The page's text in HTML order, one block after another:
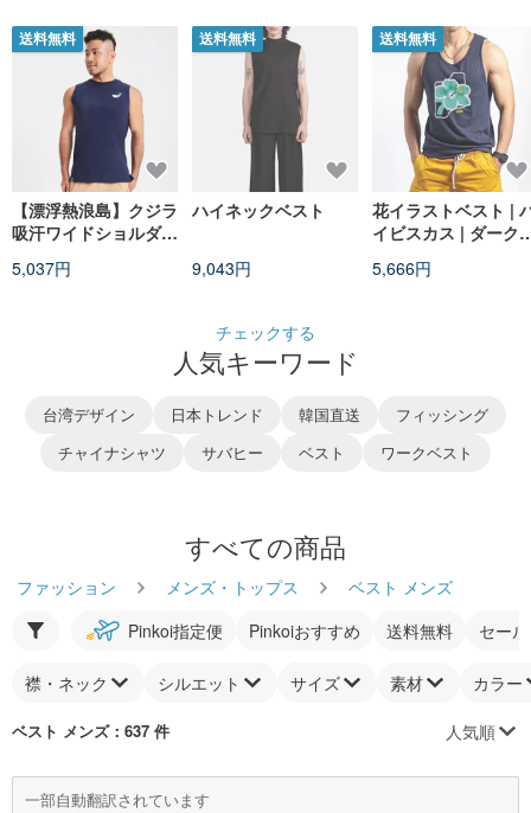
送料無料
【漂浮熱浪島】クジラ
吸汗ワイドショルダー
女兼用）
5,037円
送料無料
ハイネックベスト
9,043円
送料無料
花イラストベスト |
イビスカス | ダーク
5,666円
チェックする
人気キーワード
台湾デザイン 日本トレンド 韓国直送
フィッシング
チャイナシャツ
サバヒー ベスト ワークベスト
すべての商品
ファッション メンズ・トップス
ベスト メンズ
Pinkoi指定便
Pinkoiおすすめ 送料無料 セー
襟・ネック シルエット サイズ 素材 カラー
ベスト メンズ：637 件 人気順
一部自動翻訳されています